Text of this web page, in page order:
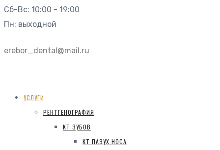
Сб-Вс: 10:00 - 19:00
Пн: выходной
erebor_dental@mail.ru
УСЛУГИ
РЕНТГЕНОГРАФИЯ
КТ ЗУБОВ
КТ ПАЗУХ НОСА